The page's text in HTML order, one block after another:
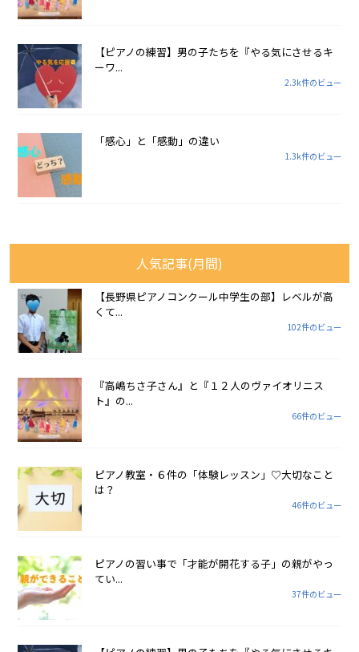
【ピアノの練習】男の子たちを『やる気にさせるキ
ーワ...
2.3k件のビュー
「感心」と「感動」の違い
1.3k件のビュー
人気記事(月間)
【長野県ピアノコンクール中学生の部】レベルが高
くて...
102件のビュー
『高嶋ちさ子さん』と『１２人のヴァイオリニス
ト』の...
66件のビュー
ピアノ教室・６件の「体験レッスン」♡大切なこと
は？
46件のビュー
ピアノの習い事で「才能が開花する子」の親がやっ
てい...
37件のビュー